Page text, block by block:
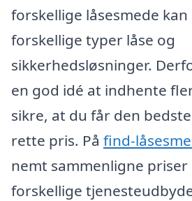
forskellige låsesmede kan
forskellige typer låse og
sikkerhedsløsninger.
en god idé at indhente
sikre, at du får den
rette pris. På find-
nemt sammenligne
forskellige